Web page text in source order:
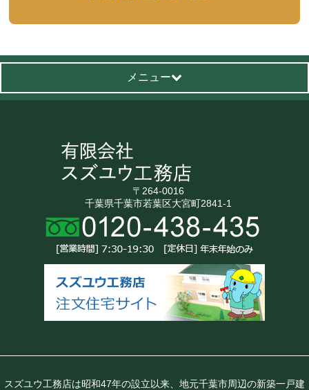
メニュー
〒264-0016
千葉県千葉市若葉区大宮町2841-1
スズユウ工務店は昭和47年の設立以来、地元千葉市周辺の新築一戸建